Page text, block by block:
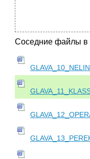
Соседние файлы в